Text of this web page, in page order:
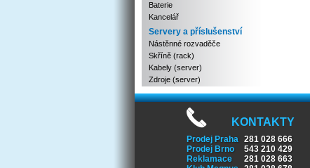
Baterie
Kancelář
Servery a příslušenství
Nástěnné rozvaděče
Skříně (rack)
Kabely (server)
Zdroje (server)
KONTAKTY
Prodej Praha 281 028 666
Prodej Brno
543 210 429
Reklamace
281 028 663